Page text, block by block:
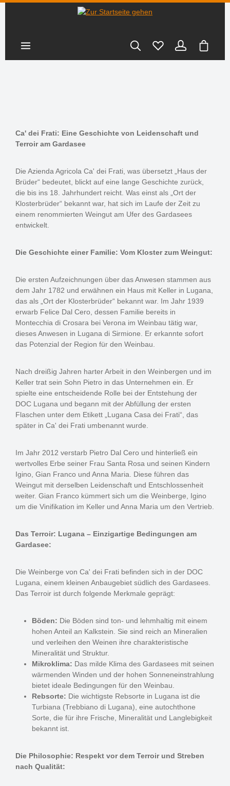
Ca' dei Frati: Eine Geschichte von Leidenschaft und
Terroir am Gardasee
Die Azienda Agricola Ca' dei Frati, was übersetzt „Haus der
Brüder“ bedeutet, blickt auf eine lange Geschichte zurück,
die bis ins 18. Jahrhundert reicht. Was einst als „Ort der
Klosterbrüder“ bekannt war, hat sich im Laufe der Zeit zu
einem renommierten Weingut am Ufer des Gardasees
entwickelt.
Die Geschichte einer Familie: Vom Kloster zum Weingut:
Die ersten Aufzeichnungen über das Anwesen stammen aus
dem Jahr 1782 und erwähnen ein Haus mit Keller in Lugana,
das als „Ort der Klosterbrüder“ bekannt war. Im Jahr 1939
erwarb Felice Dal Cero, dessen Familie bereits in
Montecchia di Crosara bei Verona im Weinbau tätig war,
dieses Anwesen in Lugana di Sirmione. Er erkannte sofort
das Potenzial der Region für den Weinbau.
Nach dreißig Jahren harter Arbeit in den Weinbergen und im
Keller trat sein Sohn Pietro in das Unternehmen ein. Er
spielte eine entscheidende Rolle bei der Entstehung der
DOC Lugana und begann mit der Abfüllung der ersten
Flaschen unter dem Etikett „Lugana Casa dei Frati“, das
später in Ca' dei Frati umbenannt wurde.
Im Jahr 2012 verstarb Pietro Dal Cero und hinterließ ein
wertvolles Erbe seiner Frau Santa Rosa und seinen Kindern
Igino, Gian Franco und Anna Maria. Diese führen das
Weingut mit derselben Leidenschaft und Entschlossenheit
weiter. Gian Franco kümmert sich um die Weinberge, Igino
um die Vinifikation im Keller und Anna Maria um den Vertrieb.
Das Terroir: Lugana – Einzigartige Bedingungen am
Gardasee:
Die Weinberge von Ca' dei Frati befinden sich in der DOC
Lugana, einem kleinen Anbaugebiet südlich des Gardasees.
Das Terroir ist durch folgende Merkmale geprägt:
Böden: Die Böden sind ton- und lehmhaltig mit einem
hohen Anteil an Kalkstein. Sie sind reich an Mineralien
und verleihen den Weinen ihre charakteristische
Mineralität und Struktur.
Mikroklima: Das milde Klima des Gardasees mit seinen
wärmenden Winden und der hohen Sonneneinstrahlung
bietet ideale Bedingungen für den Weinbau.
Rebsorte: Die wichtigste Rebsorte in Lugana ist die
Turbiana (Trebbiano di Lugana), eine autochthone
Sorte, die für ihre Frische, Mineralität und Langlebigkeit
bekannt ist.
Die Philosophie: Respekt vor dem Terroir und Streben
nach Qualität: